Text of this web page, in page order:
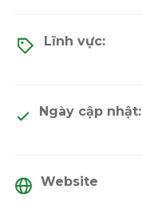
Lĩnh vực:
Ngày cập nhật:
Website